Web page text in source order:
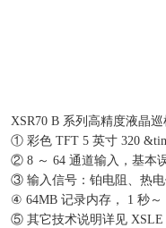
XSR70 B 系列高精度液晶
① 彩色 TFT 5 英寸 320
② 8 ～ 64 通道输入，基本
③ 输入信号：铂电阻、热电
④ 64MB 记录内存， 1 秒～
⑤ 其它技术说明详见 XSLE